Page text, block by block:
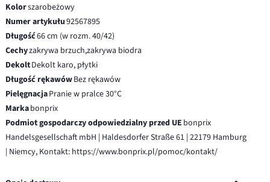
Kolorszarobeżowy
Numer artykułu92567895
Długość66 cm (w rozm. 40/42)
Cechyzakrywa brzuch,zakrywa biodra
DekoltDekolt karo, płytki
Długość rękawówBez rękawów
PielęgnacjaPranie w pralce 30°C
Markabonprix
Podmiot gospodarczy odpowiedzialny przed UE bonprix
Handelsgesellschaft mbH | Haldesdorfer Straße 61 | 22179 Hamburg
| Niemcy, Kontakt: https://www.bonprix.pl/pomoc/kontakt/